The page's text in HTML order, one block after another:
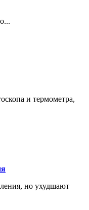
и термометра,
но ухудшают